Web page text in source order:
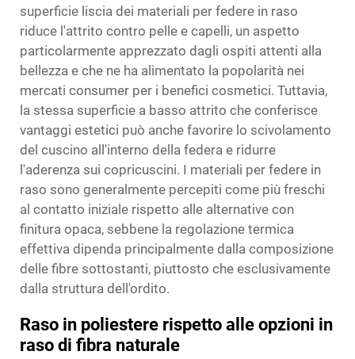
superficie liscia dei materiali per federe in raso
riduce l'attrito contro pelle e capelli, un aspetto
particolarmente apprezzato dagli ospiti attenti alla
bellezza e che ne ha alimentato la popolarità nei
mercati consumer per i benefici cosmetici. Tuttavia,
la stessa superficie a basso attrito che conferisce
vantaggi estetici può anche favorire lo scivolamento
del cuscino all'interno della federa e ridurre
l'aderenza sui copricuscini. I materiali per federe in
raso sono generalmente percepiti come più freschi
al contatto iniziale rispetto alle alternative con
finitura opaca, sebbene la regolazione termica
effettiva dipenda principalmente dalla composizione
delle fibre sottostanti, piuttosto che esclusivamente
dalla struttura dell'ordito.
Raso in poliestere rispetto alle opzioni in
raso di fibra naturale